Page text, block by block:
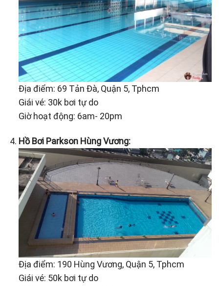
Địa điểm: 69 Tản Đà, Quận 5, Tphcm
Giái vé: 30k bơi tự do
Giờ hoạt động: 6am- 20pm
Hồ Bơi Parkson Hùng Vương:
Địa điểm: 190 Hùng Vương, Quận 5, Tphcm
Giái vé: 50k bơi tự do